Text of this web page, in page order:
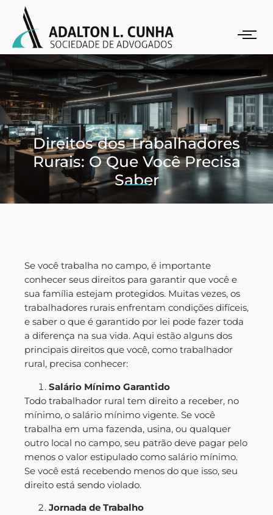
Direitos dos Trabalhadores
Rurais: O Que Você Precisa
Saber
Se você trabalha no campo, é importante
conhecer seus direitos para garantir que você e
sua família estejam protegidos. Muitas vezes, os
trabalhadores rurais enfrentam condições difíceis,
e saber o que é garantido por lei pode fazer toda
a diferença na sua vida. Aqui estão alguns dos
principais direitos que você, como trabalhador
rural, precisa conhecer:
Salário Mínimo Garantido
Todo trabalhador rural tem direito a receber, no
mínimo, o salário mínimo vigente. Se você
trabalha em uma fazenda, usina, ou qualquer
outro local no campo, seu patrão deve pagar pelo
menos o valor estipulado como salário mínimo.
Se você está recebendo menos do que isso, seu
direito está sendo violado.
Jornada de Trabalho